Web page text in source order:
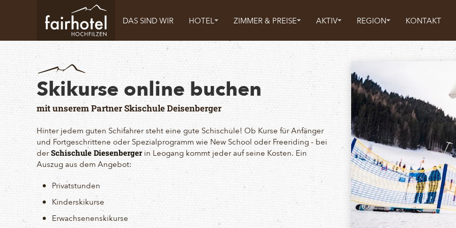
DAS SIND WIR HOTEL ZIMMER & PREISE AKTIV REGION KONTAKT
Skikurse online buchen
mit unserem Partner Skischule Deisenberger
Hinter jedem guten Schifahrer steht eine gute Schischule! Ob Kurse für Anfänger
und Fortgeschrittene oder Spezialprogramm wie New School oder Freeriding - bei
derSchischule Diesenbergerin Leogang kommt jeder auf seine Kosten. Ein
Auszug aus dem Angebot:
Privatstunden
Kinderskikurse
Erwachsenenskikurse